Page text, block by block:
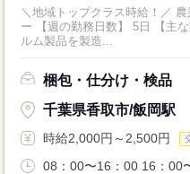
＼地域トップクラス時給！／
ー 【週の勤務日数】 5日 【主な業務内容】 農業用プラスチックフィ
ルム製品を製造...
梱包・仕分け・検品
千葉県香取市/飯岡駅
時給2,000円～2,500円
08：00〜16：00 16：00